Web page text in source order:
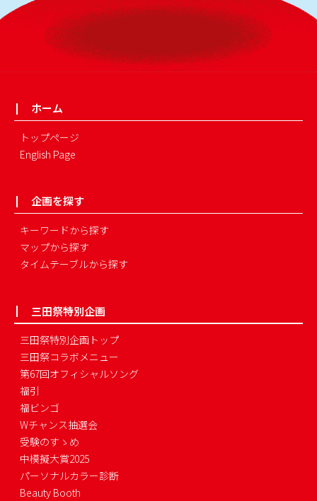
ホーム
トップページ
English Page
企画を探す
キーワードから探す
マップから探す
タイムテーブルから探す
三田祭特別企画
三田祭特別企画トップ
三田祭コラボメニュー
第67回オフィシャルソング
福引
福ビンゴ
Wチャンス抽選会
受験のすゝめ
中模擬大賞2025
パーソナルカラー診断
Beauty Booth